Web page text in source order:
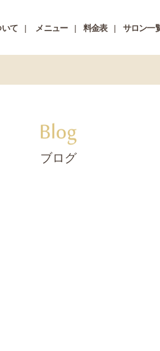
て メニュー 料金表 サロン一
ブログ